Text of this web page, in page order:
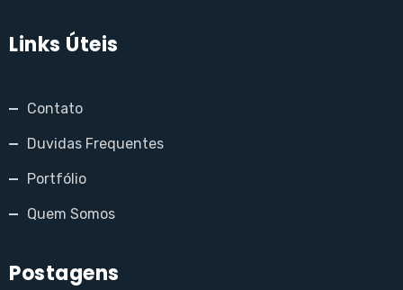
Links Úteis
Contato
Duvidas Frequentes
Portfólio
Quem Somos
Postagens